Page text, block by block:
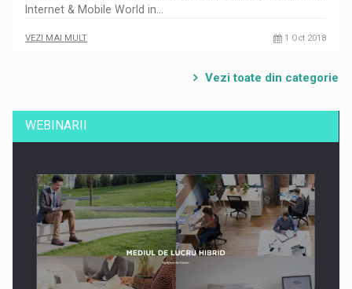
Internet & Mobile World in…
VEZI MAI MULT 1 Oct 2018
Vezi toate din categorie
WEBINARII